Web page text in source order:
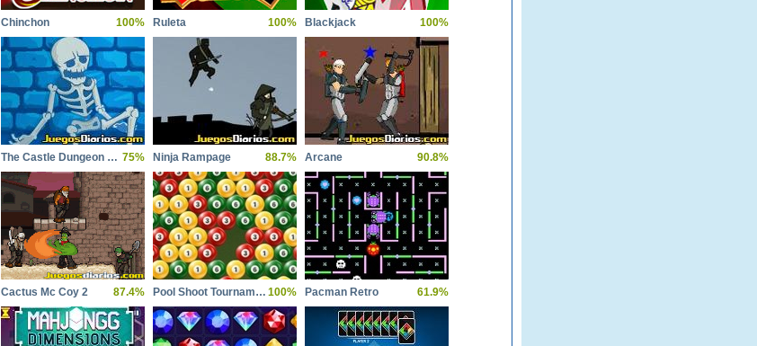
Chinchon 100% Ruleta 100% Blackjack 100%
The Castle Dungeon Clicker 75% Ninja Rampage 88.7% Arcane 90.8%
Cactus Mc Coy 2 87.4% Pool Shoot Tournament 100% Pacman Retro 61.9%